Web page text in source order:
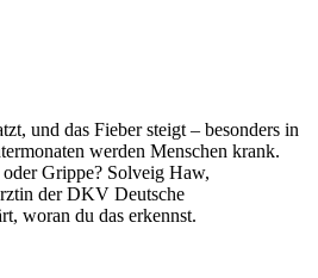
und das Fieber steigt – besonders in
werden Menschen krank.
Grippe? Solveig Haw,
der DKV Deutsche
woran du das erkennst.